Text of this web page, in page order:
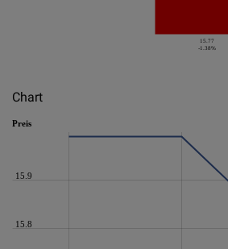
15.77
-1.38%
Chart
Preis
15.8
15.9